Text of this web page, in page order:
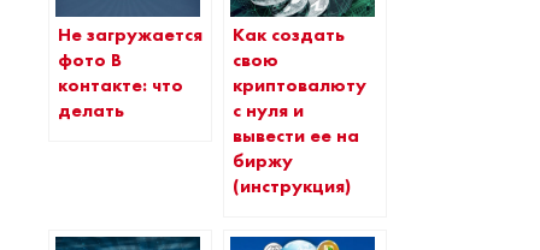
Не загружается
фото В
контакте: что
делать
Как создать
свою
криптовалюту
с нуля и
вывести ее на
биржу
(инструкция)